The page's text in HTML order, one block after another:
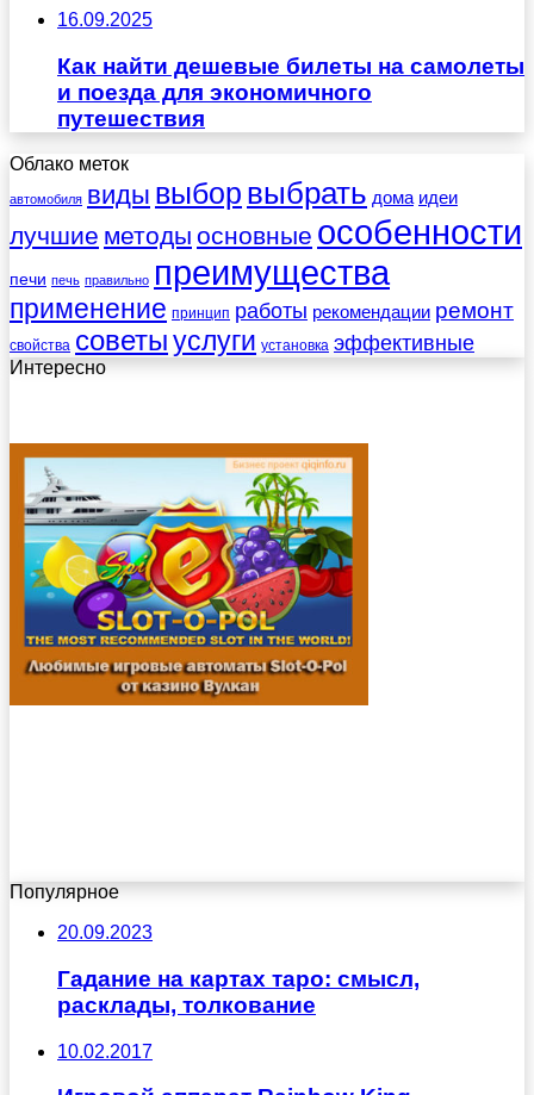
16.09.2025
Как найти дешевые билеты на самолеты
и поезда для экономичного
путешествия
Облако меток
автомобиля виды выбор выбрать дома идеи
лучшие методы основные особенности
печи печь правильно преимущества
применение принцип работы рекомендации ремонт
свойства советыуслуги установка эффективные
Интересно
Популярное
20.09.2023
Гадание на картах таро: смысл,
расклады, толкование
10.02.2017